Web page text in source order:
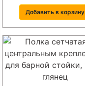
Добавить в корзину